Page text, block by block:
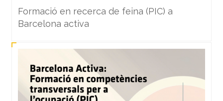
Formació en recerca de feina (PIC) a
Barcelona activa